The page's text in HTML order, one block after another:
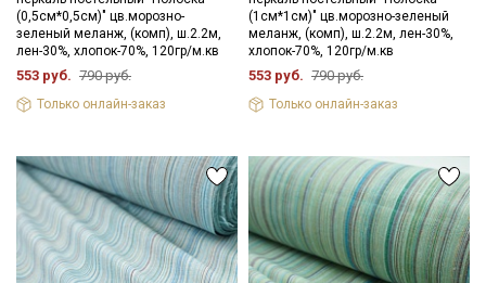
(0,5см*0,5см)" цв.морозно-
зеленый меланж, (комп), ш.2.2м,
лен-30%, хлопок-70%, 120гр/м.кв
553 руб. 790 руб.
Только онлайн-заказ
(1см*1см)" цв.морозно-зеленый
меланж, (комп), ш.2.2м, лен-30%,
хлопок-70%, 120гр/м.кв
553 руб. 790 руб.
Только онлайн-заказ